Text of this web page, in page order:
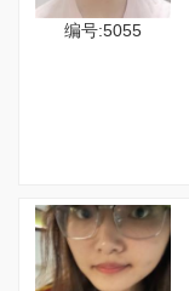
编号:5055